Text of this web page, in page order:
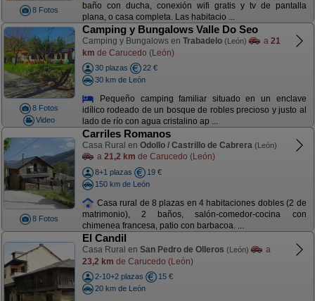
8 Fotos
baño con ducha, conexión wifi gratis y tv de pantalla
plana, o casa completa. Las habitacio ...
8 Fotos
Video
Camping y Bungalows Valle Do Seo
Camping y Bungalows en Trabadelo (León) a 21
km de Carucedo (León)
30 plazas
22 €
30 km de León
Pequeño camping familiar situado en un enclave
idílico rodeado de un bosque de robles precioso y justo al
lado de río con agua cristalino ap ...
8 Fotos
Carriles Romanos
Casa Rural en Odollo / Castrillo de Cabrera (León)
a 21,2 km de Carucedo (León)
8+1 plazas
19 €
150 km de León
Casa rural de 8 plazas en 4 habitaciones dobles (2 de
matrimonio), 2 baños, salón-comedor-cocina con
chimenea francesa, patio con barbacoa. ...
El Candil
Casa Rural en San Pedro de Olleros (León)
a
23,2 km de Carucedo (León)
2-10+2 plazas
15 €
20 km de León